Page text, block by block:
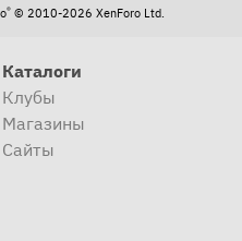
® © 2010-2026 XenForo Ltd.
Каталоги
Клубы
Магазины
Сайты